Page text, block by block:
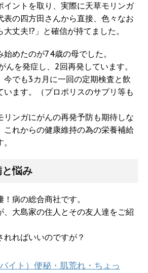
イントを取り、実際に天草モリンガ
表の四方田さんから直接、色々なお
丈夫!?」と確信が持てました。
めたのが74歳の母でした。
んを発症し、2回再発しています。
今でも3カ月に一回の定期検査と飲
います。（プロポリスのサプリ等も
リンガにがんの再発予防も期待しな
これからの健康維持の為の栄養補給
悩み
病の総合商社です。
、大島家の住人とその友人達をご紹
ればいいのですが？
イト）便秘・肌荒れ・ちょっ